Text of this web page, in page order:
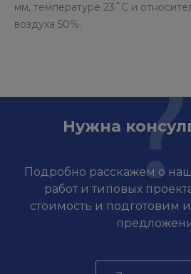
мм, температуре 23˚С и
воздуха 50%.
Нужна
Подробно расскажем о
работ и типовых
стоимость и подготовим